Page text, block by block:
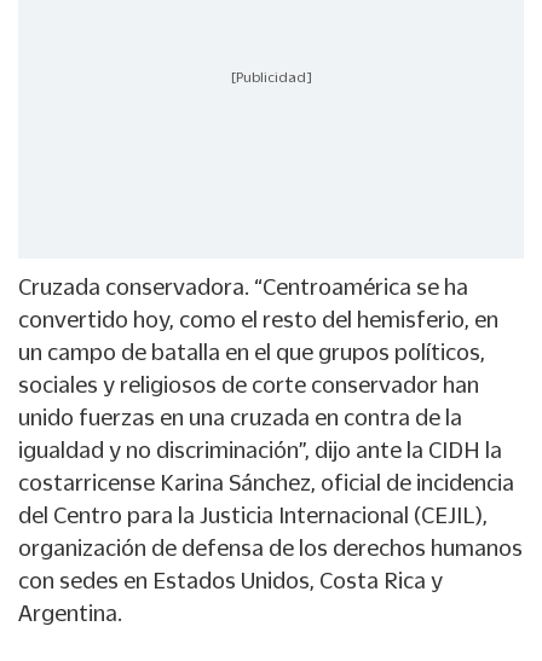
[Publicidad]
Cruzada conservadora. “Centroamérica se ha
convertido hoy, como el resto del hemisferio, en
un campo de batalla en el que grupos políticos,
sociales y religiosos de corte conservador han
unido fuerzas en una cruzada en contra de la
igualdad y no discriminación”, dijo ante la CIDH la
costarricense Karina Sánchez, oficial de incidencia
del Centro para la Justicia Internacional (CEJIL),
organización de defensa de los derechos humanos
con sedes en Estados Unidos, Costa Rica y
Argentina.